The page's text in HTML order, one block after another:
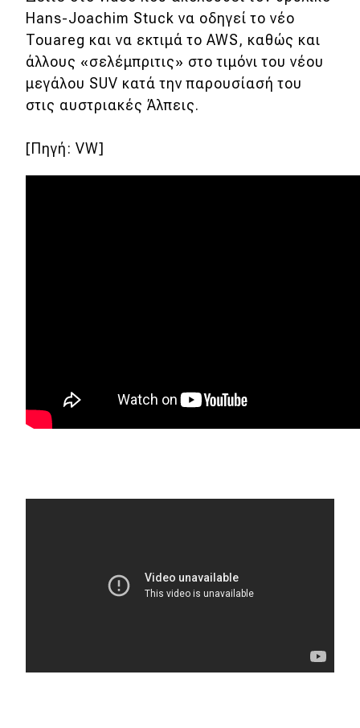
Συμβουλές
Χρηστικά
ΚΤΕΟ
Hans-Joachim Stuck να οδηγεί το νέο
Touareg και να εκτιμά το AWS, καθώς και
άλλους «σελέμπριτις» στο τιμόνι του νέου
μεγάλου SUV κατά την παρουσίασή του
στις αυστριακές Άλπεις.
[Πηγή: VW]